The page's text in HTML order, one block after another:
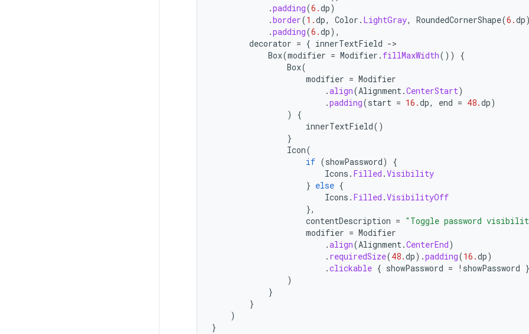
.padding(6.dp)
.border(1.dp, Color . LightGray, RoundedCornerShape(6.dp
.padding(6.dp),
decorator = { innerTextField -
Box(modifier = Modifier . fillMaxWidth())
{
Box(
modifier = Modifier
.align(Alignment.CenterStart)
.padding(start = 16.dp, end = 48.dp)
)
{
innerTextField()
}
Icon(
if (showPassword)
{
Icons . Filled .Visibility
} else {
Icons . Filled .VisibilityOff
},
contentDescription = "Toggle password
modifier = Modifier
.align(Alignment.CenterEnd)
. requiredSize(48.dp).padding(16.dp)
.clickable { showPassword = ! showPassword }
)
}
}
)
}